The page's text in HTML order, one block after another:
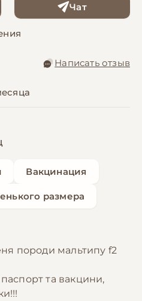
Чат
Написать отзыв
Вакцинация
размера
породи мальтипу f2
паспорт та вакцини,